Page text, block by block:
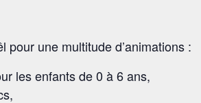
pour une multitude d’animations :
les enfants de 0 à 6 ans,